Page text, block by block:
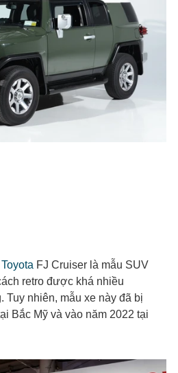
Toyota FJ Cruiser là mẫu SUV
retro được khá nhiều
Tuy nhiên, mẫu xe này đã bị
Bắc Mỹ và vào năm 2022 tại